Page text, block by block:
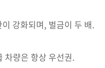
강화되며, 벌금이 두 배.
차량은 항상 우선권.